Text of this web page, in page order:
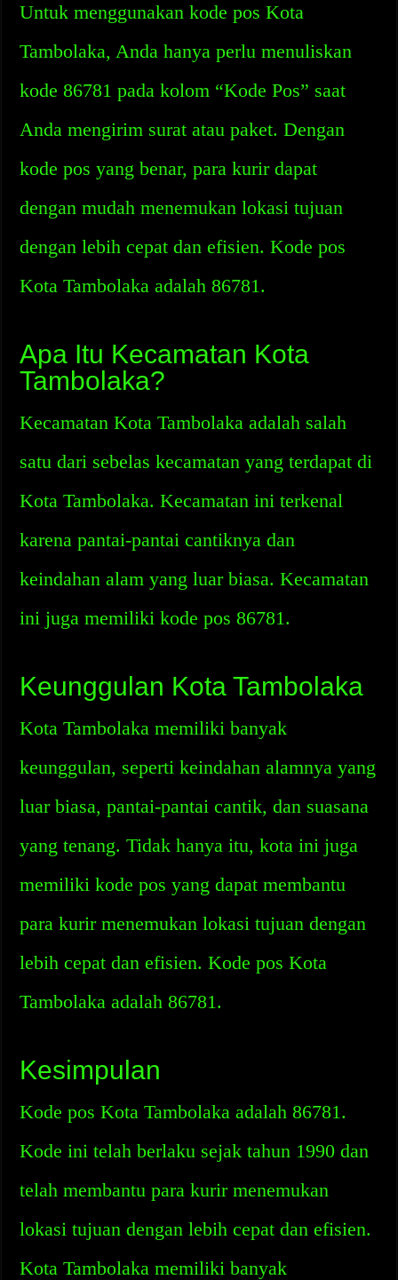
Untuk menggunakan kode pos Kota
Tambolaka, Anda hanya perlu menuliskan
kode 86781 pada kolom “Kode Pos” saat
Anda mengirim surat atau paket. Dengan
kode pos yang benar, para kurir dapat
dengan mudah menemukan lokasi tujuan
dengan lebih cepat dan efisien. Kode pos
Kota Tambolaka adalah 86781.
Apa Itu Kecamatan Kota
Tambolaka?
Kecamatan Kota Tambolaka adalah salah
satu dari sebelas kecamatan yang terdapat di
Kota Tambolaka. Kecamatan ini terkenal
karena pantai-pantai cantiknya dan
keindahan alam yang luar biasa. Kecamatan
ini juga memiliki kode pos 86781.
Keunggulan Kota Tambolaka
Kota Tambolaka memiliki banyak
keunggulan, seperti keindahan alamnya yang
luar biasa, pantai-pantai cantik, dan suasana
yang tenang. Tidak hanya itu, kota ini juga
memiliki kode pos yang dapat membantu
para kurir menemukan lokasi tujuan dengan
lebih cepat dan efisien. Kode pos Kota
Tambolaka adalah 86781.
Kesimpulan
Kode pos Kota Tambolaka adalah 86781.
Kode ini telah berlaku sejak tahun 1990 dan
telah membantu para kurir menemukan
lokasi tujuan dengan lebih cepat dan efisien.
Kota Tambolaka memiliki banyak